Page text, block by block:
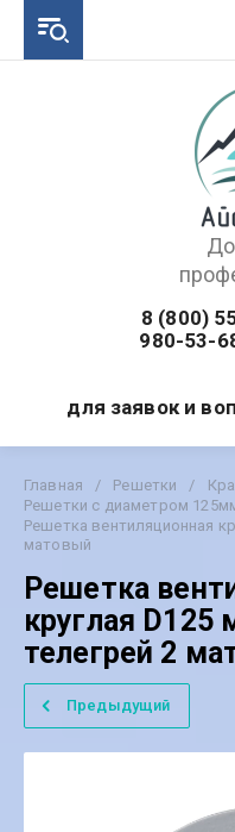
8 (800)
980-53-
для заявок и
Главная / Решетки /
Решетки с диаметром
Решетка вентиляционная
матовый
Решетка
круглая D125
телегрей 2
Предыдущий